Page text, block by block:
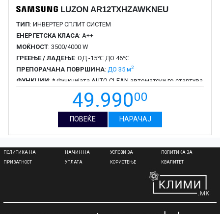
LUZON AR12TXHZAWKNEU
ТИП: ИНВЕРТЕР СПЛИТ СИСТЕМ
ЕНЕРГЕТСКА КЛАСА: A++
МОЌНОСТ: 3500/4000 W
ГРЕЕЊЕ / ЛАДЕЊЕ: ОД -15℃ ДО 46℃
ПРЕПОРАЧАНА ПОВРШИНА: ДО 35 м2
ФУНКЦИИ: * Функцијата AUTO CLEAN автоматски го стартува
разменувачот на топлина * EASY Filter Plus лоциран на
надворешната страна , одозгора , така што лесно може да
се извлече и исчисти
: 2 ГОДИНИ
49.99000
ПОВЕЌЕ НАРАЧАЈ
ПОЛИТИКА НА
ПРИВАТНОСТ
НАЧИН НА
УПЛАТА
УСЛОВИ ЗА
КОРИСТЕЊЕ
ПОЛИТИКА ЗА
КВАЛИТЕТ